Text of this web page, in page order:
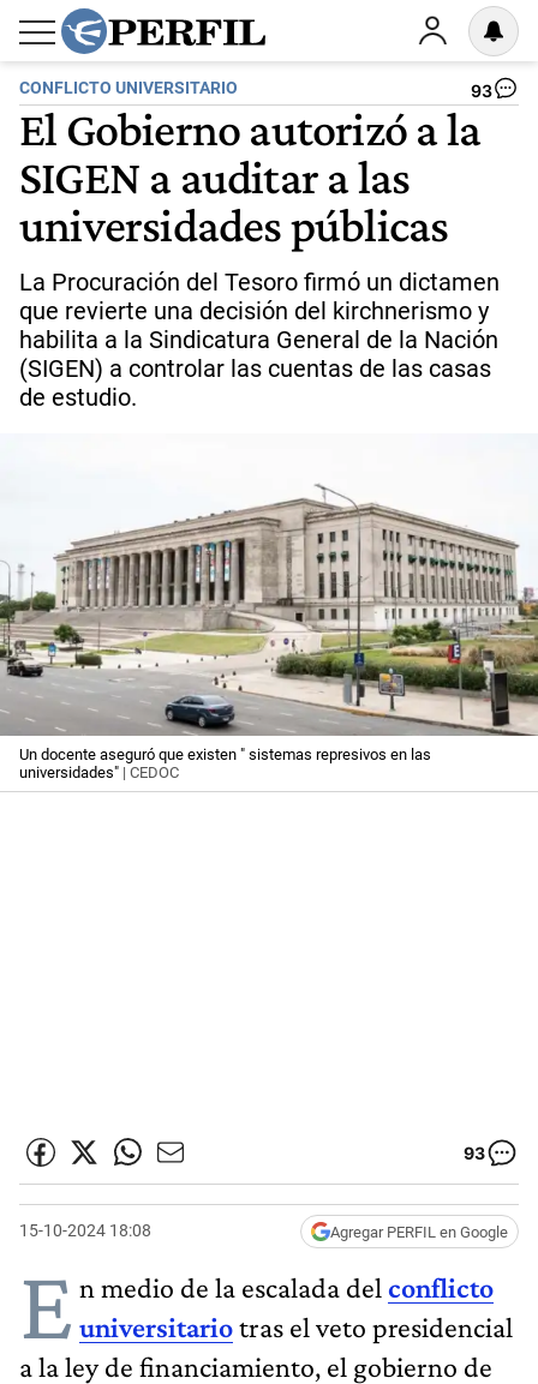
CONFLICTO UNIVERSITARIO 93
El Gobierno autorizó a la
SIGEN a auditar a las
universidades públicas
La Procuración del Tesoro firmó un dictamen
que revierte una decisión del kirchnerismo y
habilita a la Sindicatura General de la Nación
(SIGEN) a controlar las cuentas de las casas
de estudio.
Un docente aseguró que existen " sistemas represivos en las
universidades" | CEDOC
93
15-10-2024 18:08 Agregar PERFIL en Google
E n medio de la escalada del conflicto
universitariotras el veto presidencial
a la ley de financiamiento, el gobierno de